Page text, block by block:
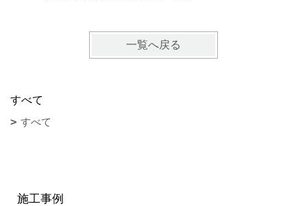
一覧へ戻る
すべて
すべて
施工事例